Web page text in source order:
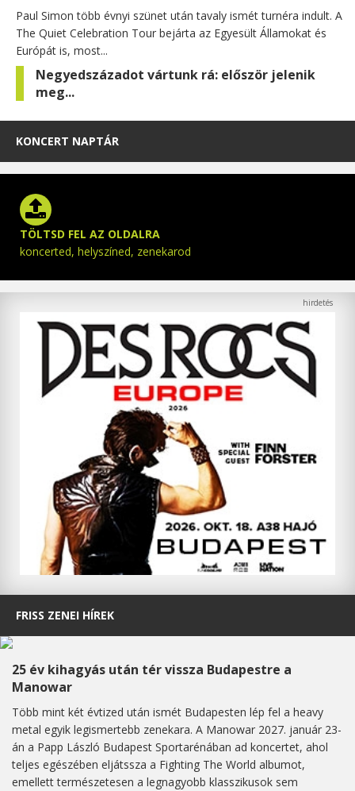
Paul Simon több évnyi szünet után tavaly ismét turnéra indult. A
The Quiet Celebration Tour bejárta az Egyesült Államokat és
Európát is, most...
Negyedszázadot vártunk rá: először jelenik
meg...
KONCERT NAPTÁR
TÖLTSD FEL AZ OLDALRA
koncerted, helyszíned, zenekarod
FRISS ZENEI HÍREK
25 év kihagyás után tér vissza Budapestre a
Manowar
Több mint két évtized után ismét Budapesten lép fel a heavy
metal egyik legismertebb zenekara. A Manowar 2027. január 23-
án a Papp László Budapest Sportarénában ad koncertet, ahol
teljes egészében eljátssza a Fighting The World albumot,
emellett természetesen a legnagyobb klasszikusok sem